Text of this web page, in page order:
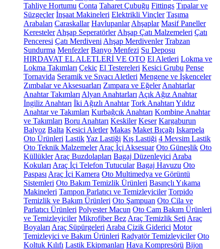
Tahliye Hortumu Conta Taharet Çubuğu Fittings Tıpalar ve
Süzgeçler İnşaat Makineleri Elektrikli Vinçler Taşıma
Arabaları Caraskallar Havlupanlar Ahşaplar Masif Paneller
Keresteler Ahşap Seperatörler Ahşap Çatı Malzemeleri Çatı
Penceresi Çatı Merdiveni Ahşap Merdivenler Trabzan
Sundurma Menfezler Banyo Menfezi Su Deposu
HIRDAVAT EL ALETLERİ VE OTO El Aletleri Lokma ve
Lokma Takımları Çekiç El Testereleri Kesici Grubu Pense
Tornavida Seramik ve Sıvacı Aletleri Mengene ve İşkenceler
Zımbalar ve Aksesuarları Zımpara ve Eğeler Anahtarlar
Anahtar Takımları Alyan Anahtarları Açık Ağız Anahtar
İngiliz Anahtarı İki Ağızlı Anahtar Tork Anahtarı Yıldız
Anahtar ve Takımları Kurbağcık Anahtarı Kombine Anahtar
ve Takımları Boru Anahtarı Keskiler Keser Kargaburun
Balyoz Balta Kesici Aletler Makas Maket Bıçağı Iskarpela
Oto Ürünleri LastikYaz Lastiği Kış Lastiği 4 Mevsim Lastik
Oto Teknik Malzemeler Araç İçi Aksesuar Oto Güneşlik Oto
Küllükler Araç Buzdolapları Bagaj Düzenleyici Araba
Kokuları Araç İçi Telefon Tutucular Bagaj Havuzu Oto
Paspası Araç İçi Kamera Oto Multimedya ve Görüntü
Sistemleri Oto Bakım Temizlik Ürünleri Basınçlı Yıkama
Makineleri Tampon Parlatıcı ve Temizleyiciler Torpido
Temizlik ve Bakım Ürünleri Oto Şampuan Oto Cila ve
Parlatıcı Ürünleri Polyester Macun Oto Cam Bakım Ürünleri
ve Temizleyiciler Mikrofiber Bez Araç Temizlik Seti Araç
Boyaları Araç Süpürgeleri Araba Çizik Giderici Motor
Temizleyici ve Bakım Ürünleri Radyatör Temizleyiciler Oto
Koltuk Kılıfı Lastik Ekipmanları Hava Kompresörü Bijon